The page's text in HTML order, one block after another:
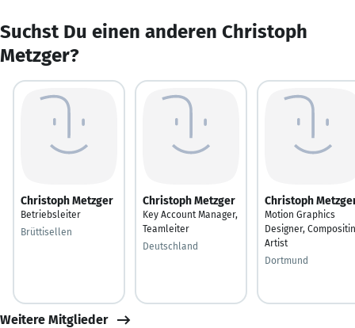
Suchst Du einen anderen Christoph
Metzger?
Christoph Metzger
Betriebsleiter
Brüttisellen
Christoph Metzger
Key Account Manager,
Teamleiter
Deutschland
Christoph
Motion Graphics
Designer,
Artist
Dortmund
Weitere Mitglieder